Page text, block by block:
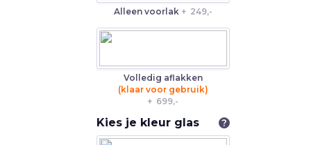
Alleen voorlak + 249,-
Volledig aflakken
(klaar voor gebruik)
+ 699,-
Kies je kleur glas ?